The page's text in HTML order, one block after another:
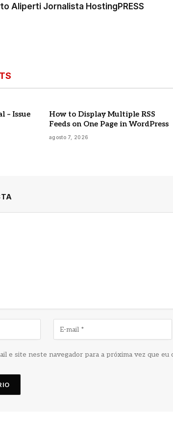
Aliperti Jornalista HostingPRESS
– Issue
How to Display Multiple RSS
Feeds on One Page in WordPress
agosto 7, 2026
e site neste navegador para a próxima vez que eu